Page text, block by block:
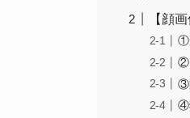
【顔
①
②
③
④